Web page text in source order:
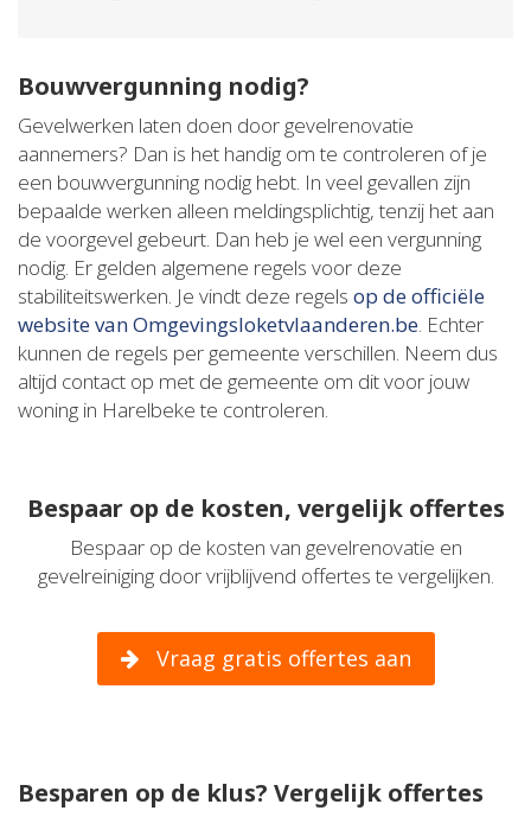
Bouwvergunning nodig?
Gevelwerken laten doen door gevelrenovatie
aannemers? Dan is het handig om te controleren of je
een bouwvergunning nodig hebt. In veel gevallen zijn
bepaalde werken alleen meldingsplichtig, tenzij het aan
de voorgevel gebeurt. Dan heb je wel een vergunning
nodig. Er gelden algemene regels voor deze
stabiliteitswerken. Je vindt deze regels op de officiële
website van Omgevingsloketvlaanderen.be. Echter
kunnen de regels per gemeente verschillen. Neem dus
altijd contact op met de gemeente om dit voor jouw
woning in Harelbeke te controleren.
Bespaar op de kosten, vergelijk offertes
Bespaar op de kosten van gevelrenovatie en
gevelreiniging door vrijblijvend offertes te vergelijken.
Vraag gratis offertes aan
Besparen op de klus? Vergelijk offertes